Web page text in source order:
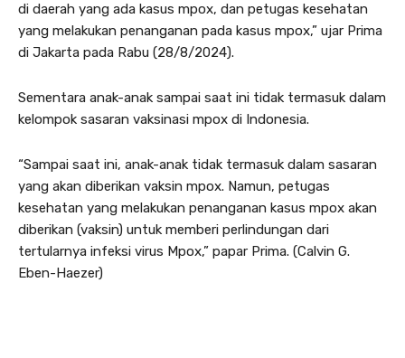
di daerah yang ada kasus mpox, dan petugas kesehatan
yang melakukan penanganan pada kasus mpox,” ujar Prima
di Jakarta pada Rabu (28/8/2024).
Sementara anak-anak sampai saat ini tidak termasuk dalam
kelompok sasaran vaksinasi mpox di Indonesia.
“Sampai saat ini, anak-anak tidak termasuk dalam sasaran
yang akan diberikan vaksin mpox. Namun, petugas
kesehatan yang melakukan penanganan kasus mpox akan
diberikan (vaksin) untuk memberi perlindungan dari
tertularnya infeksi virus Mpox,” papar Prima. (Calvin G.
Eben-Haezer)